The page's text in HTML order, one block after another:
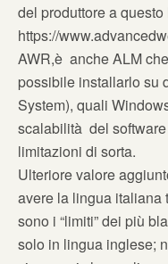
del produttore a questo
https://
AWR,è anche ALM
possibile installarlo su
System), quali
scalabilità del
limitazioni di sorta.
Ulteriore valore
avere la lingua italiana
sono i “limiti” dei più
solo in lingua inglese;